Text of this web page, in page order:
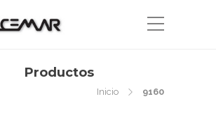
Productos
Inicio 9160